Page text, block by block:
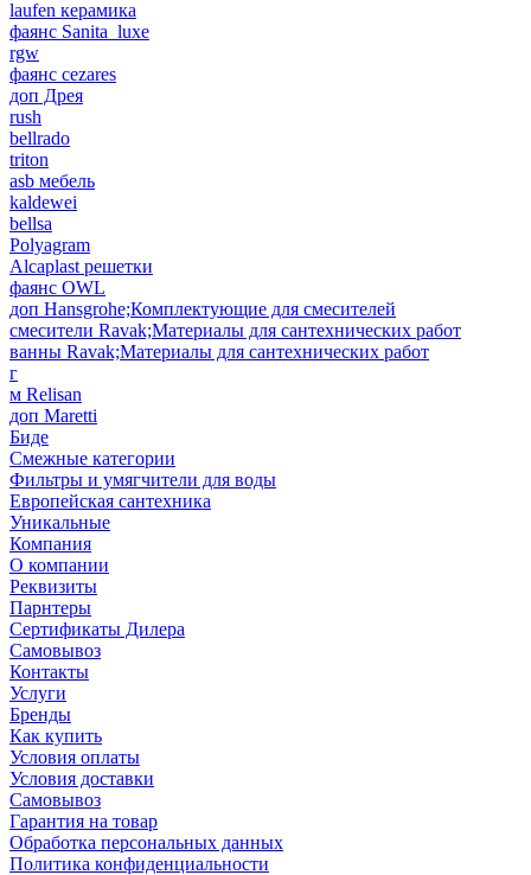
laufen керамика
фаянс Sanita_luxe
rgw
фаянс cezares
доп Дрея
rush
bellrado
triton
asb мебель
kaldewei
bellsa
Polyagram
Alcaplast решетки
фаянс OWL
доп Hansgrohe;Комплектующие для смесителей
смесители Ravak;Материалы для сантехнических работ
ванны Ravak;Материалы для сантехнических работ
г
м Relisan
доп Maretti
Биде
Смежные категории
Фильтры и умягчители для воды
Европейская сантехника
Уникальные
Компания
О компании
Реквизиты
Парнтеры
Сертификаты Дилера
Самовывоз
Контакты
Услуги
Бренды
Как купить
Условия оплаты
Условия доставки
Самовывоз
Гарантия на товар
Обработка персональных данных
Политика конфиденциальности